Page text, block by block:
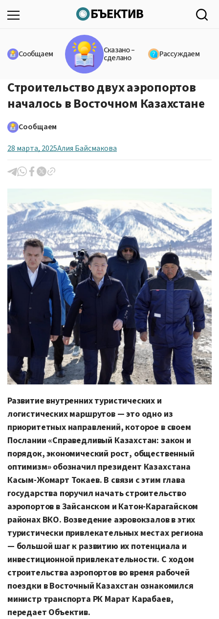
Сообщаем Сказано –
сделано Рассуждаем
Строительство двух аэропортов
началось в Восточном Казахстане
Сообщаем
28 марта, 2025Алия Байсмакова
Развитие внутренних туристических и
логистических маршрутов — это одно из
приоритетных направлений, которое в своем
Послании «Справедливый Казахстан: закон и
порядок, экономический рост, общественный
оптимизм» обозначил президент Казахстана
Касым-Жомарт Токаев. В связи с этим глава
государства поручил начать строительство
аэропортов в Зайсанском и Катон-Карагайском
районах ВКО. Возведение аэровокзалов в этих
туристически привлекательных местах региона
— большой шаг к развитию их потенциала и
инвестиционной привлекательности. С ходом
строительства аэропортов во время рабочей
поездки в Восточный Казахстан ознакомился
министр транспорта РК Марат Карабаев,
передает Объектив.